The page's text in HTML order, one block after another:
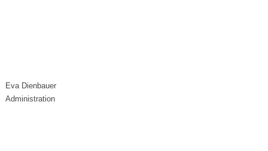
Eva Dienbauer
Administration